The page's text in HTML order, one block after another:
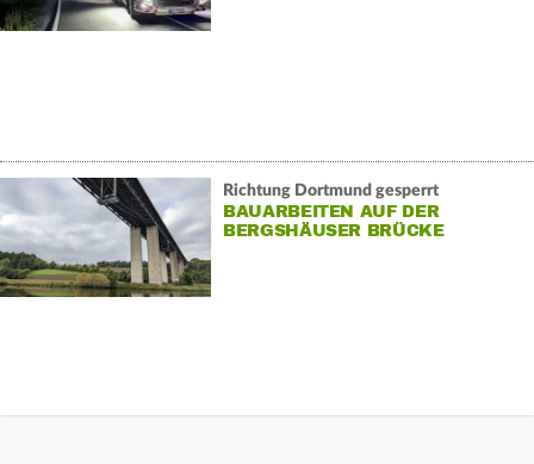
Richtung Dortmund gesperrt
BAUARBEITEN AUF DER
BERGSHÄUSER BRÜCKE